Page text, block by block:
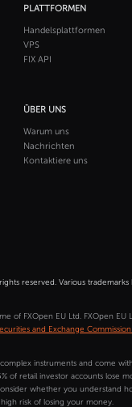
PLATTFORMEN
Handelsplattformen
VPS
FIX API
ÜBER UNS
Warum uns
Nachrichten
Kontaktiere uns
reserved. Various
of FXOpen EU Ltd. FXOpen EU
and Exchange Commission
complex instruments and come
of retail investor accounts lose
whether you understand
risk of losing your money.